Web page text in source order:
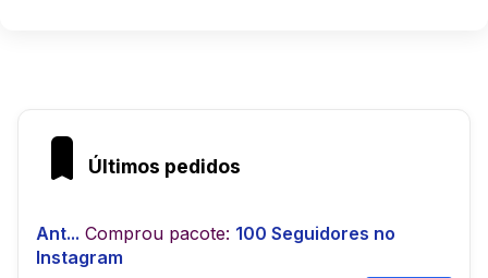
Últimos pedidos
Ant... Comprou pacote: 100 Seguidores no
Instagram